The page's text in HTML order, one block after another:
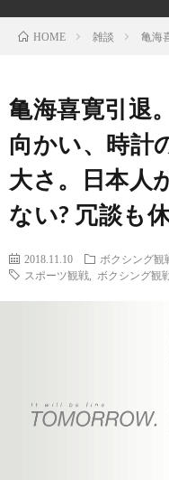
HOME 雑談 亀海
亀海喜寛引退
向かい、時計
大さ。日本人
ない? 冗談も
2018.11.10 ボクシング観
スポーツ観戦
ボクシング観